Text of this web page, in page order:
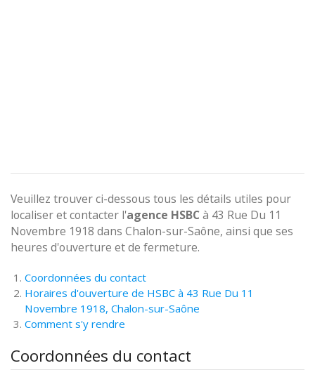
Veuillez trouver ci-dessous tous les détails utiles pour
localiser et contacter l'agence HSBC à 43 Rue Du 11
Novembre 1918 dans Chalon-sur-Saône, ainsi que ses
heures d'ouverture et de fermeture.
Coordonnées du contact
Horaires d'ouverture de HSBC à 43 Rue Du 11
Novembre 1918, Chalon-sur-Saône
Comment s'y rendre
Coordonnées du contact